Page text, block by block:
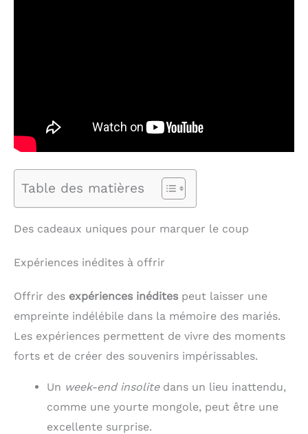
Table des matières
Des cadeaux uniques pour marquer le coup
Expériences inédites à offrir
Offrir des expériences inédites peut laisser une
empreinte indélébile dans la mémoire des mariés.
Les expériences permettent de vivre des moments
forts et de créer des souvenirs impérissables.
Un week-end insolitedans un lieu inattendu,
comme une yourte mongole, peut être une
excellente surprise.